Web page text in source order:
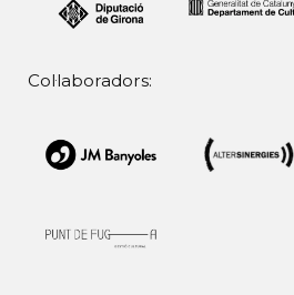
Col·laboradors: